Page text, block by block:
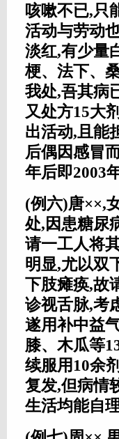
咳嗽不已,只
活动与劳动
淡红,有少量
梗、法下、
我处,吾其病
又处方15大
出活动,且能
后偶因感冒
年后即2003
(例六)唐××,
处,因患糖尿
请一工人将
明显,尤以双
下肢瘫痪,故
诊视舌脉,考
遂用补中益
膝、木瓜等
续服用10余
复发,但病情
生活均能自理